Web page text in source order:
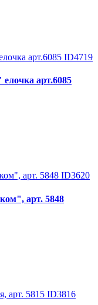
арт.6085
арт. 5848